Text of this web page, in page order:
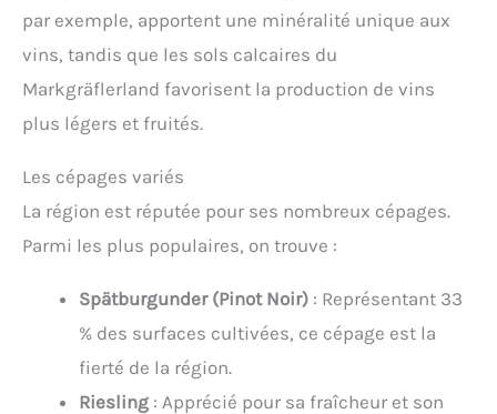
par exemple, apportent une minéralité unique aux
vins, tandis que les sols calcaires du
Markgräflerland favorisent la production de vins
plus légers et fruités.
Les cépages variés
La région est réputée pour ses nombreux cépages.
Parmi les plus populaires, on trouve :
Spätburgunder (Pinot Noir) : Représentant 33
% des surfaces cultivées, ce cépage est la
fierté de la région.
Riesling : Apprécié pour sa fraîcheur et son